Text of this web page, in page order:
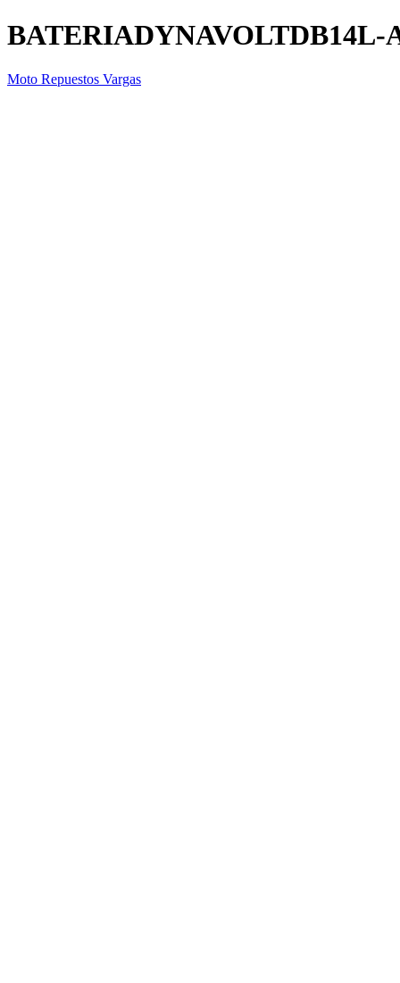
BATERIADYNAVOLTDB14L-
Moto Repuestos Vargas